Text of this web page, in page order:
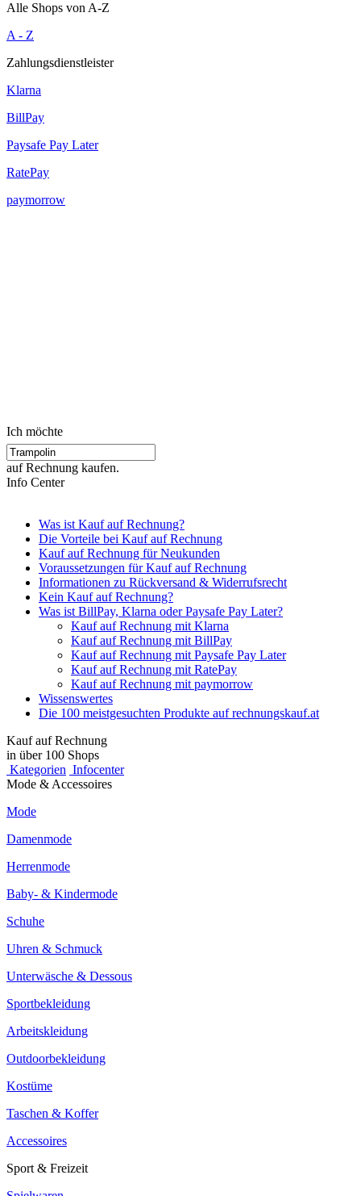
Alle Shops von A-Z
A - Z
Zahlungsdienstleister
Klarna
BillPay
Paysafe Pay Later
RatePay
paymorrow
Ich möchte
auf Rechnung kaufen.
Info Center
Was ist Kauf auf Rechnung?
Die Vorteile bei Kauf auf Rechnung
Kauf auf Rechnung für Neukunden
Voraussetzungen für Kauf auf Rechnung
Informationen zu Rückversand & Widerrufsrecht
Kein Kauf auf Rechnung?
Was ist BillPay, Klarna oder Paysafe Pay Later?
Kauf auf Rechnung mit Klarna
Kauf auf Rechnung mit BillPay
Kauf auf Rechnung mit Paysafe Pay Later
Kauf auf Rechnung mit RatePay
Kauf auf Rechnung mit paymorrow
Wissenswertes
Die 100 meistgesuchten Produkte auf rechnungskauf.at
Kauf auf Rechnung
in über 100 Shops
Kategorien Infocenter
Mode & Accessoires
Mode
Damenmode
Herrenmode
Baby- & Kindermode
Schuhe
Uhren & Schmuck
Unterwäsche & Dessous
Sportbekleidung
Arbeitskleidung
Outdoorbekleidung
Kostüme
Taschen & Koffer
Accessoires
Sport & Freizeit